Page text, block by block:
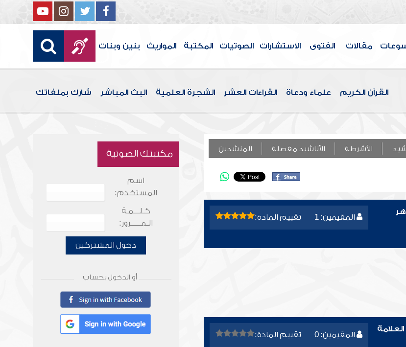
مقالات الفتوى الاستشارات الصوتيات المكتبة المواريث بنين وبنات
القرآن الكريم علماء ودعاة القراءات العشر الشجرة العلمية البث المباشر شارك بملفاتك
الأشرطة الأناشيد مفصلة المنشدين
المقيمين: 1 تقييم المادة:
المقيمين: 0 تقييم المادة:
مكتبتك الصوتية
اسم
المستخدم:
كـلـــمـة
الـمـــــرور:
دخول المشتركين
أو الدخول بحساب